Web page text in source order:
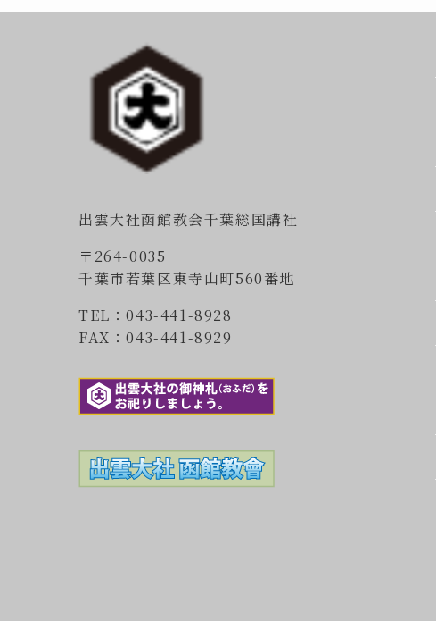
出雲大社函館教会千葉総国講社
〒264-0035
千葉市若葉区東寺山町560番地
TEL：043-441-8928
FAX：043-441-8929